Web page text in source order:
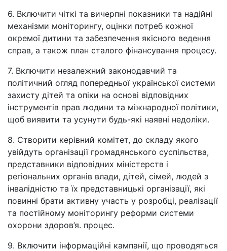
6. Включити чіткі та вичерпні показники та надійні
механізми моніторингу, оцінки потреб кожної
окремої дитини та забезпечення якісного ведення
справ, а також план сталого фінансування процесу.
7. Включити незалежний законодавчий та
політичний огляд попередньої української системи
захисту дітей та опіки на основі відповідних
інструментів прав людини та міжнародної політики,
щоб виявити та усунути будь-які наявні недоліки.
8. Створити керівний комітет, до складу якого
увійдуть організації громадянського суспільства,
представники відповідних міністерств і
регіональних органів влади, дітей, сімей, людей з
інвалідністю та їх представницькі організації, які
повинні брати активну участь у розробці, реалізації
та постійному моніторингу реформи системи
охорони здоров’я. процес.
9. Включити інформаційні кампанії, що проводяться